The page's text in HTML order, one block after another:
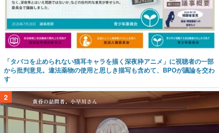
「タバコを止められない猫耳キャラを描く深夜枠アニメ」に視聴者の一部
から批判意見。違法薬物の使用と思しき描写も含めて、BPOが議論を交わ
す
2